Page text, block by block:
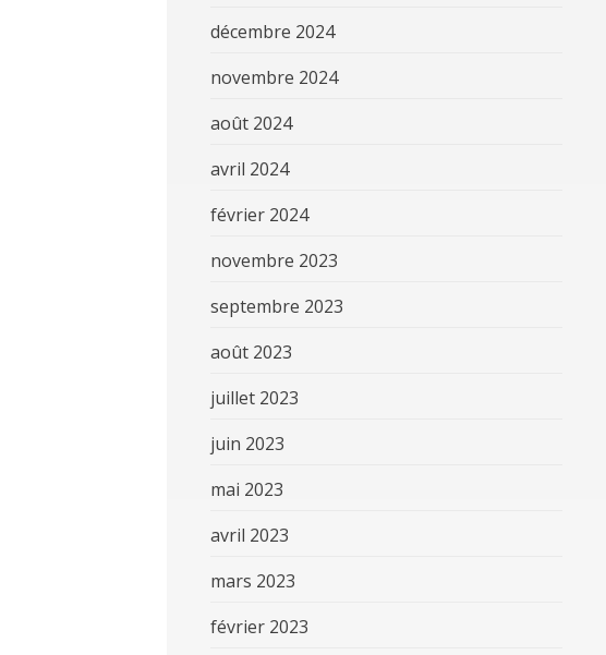
décembre 2024
novembre 2024
août 2024
avril 2024
février 2024
novembre 2023
septembre 2023
août 2023
juillet 2023
juin 2023
mai 2023
avril 2023
mars 2023
février 2023